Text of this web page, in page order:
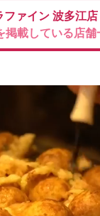
ファイン 波多江店
掲載している店舗